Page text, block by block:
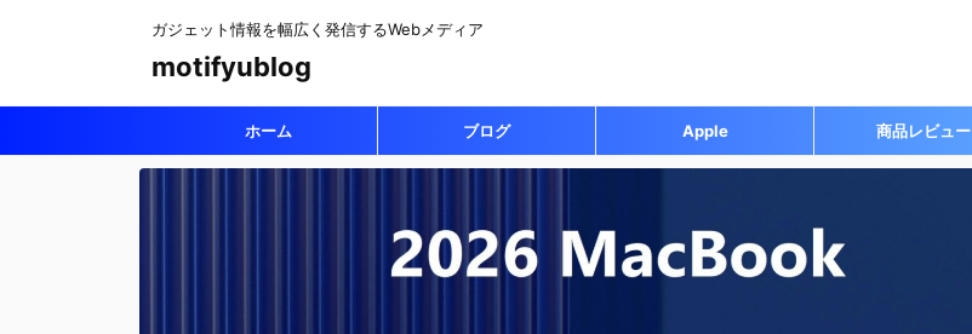
ガジェット情報を幅広く発信するWebメディア
motifyublog
ホーム ブログ Apple 商品レビュー